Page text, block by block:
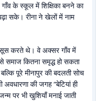
के स्कूल में शिक्षिका बनने का
सके। रीना ने खेलों में नाम
करते थे। वे अक्सर गाँव में
समाज कितना समृद्ध हो सकता
पूरे मीनापुर की बदलती सोच
अवधारणा की जगह “बेटियां ही
पर भी खुशियाँ मनाई जाती